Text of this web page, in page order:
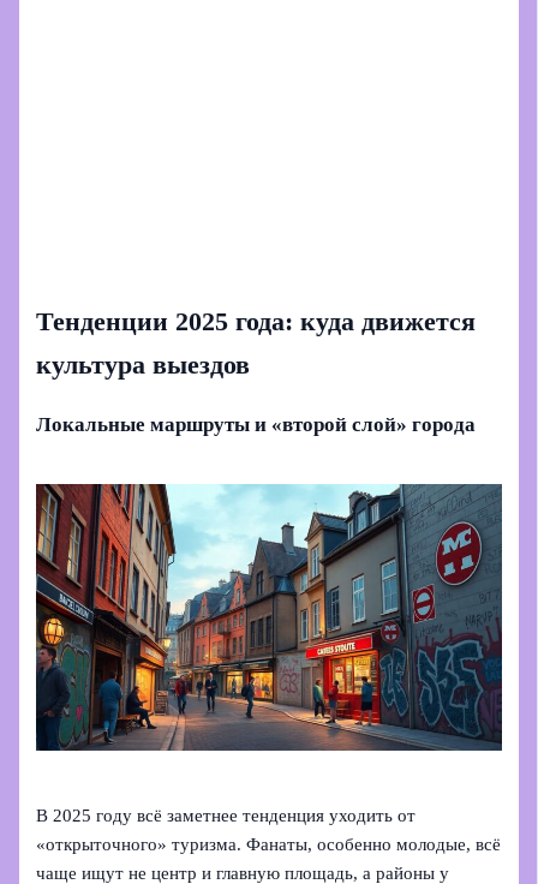
Тенденции 2025 года: куда движется
культура выездов
Локальные маршруты и «второй слой» города
В 2025 году всё заметнее тенденция уходить от
«открыточного» туризма. Фанаты, особенно молодые, всё
чаще ищут не центр и главную площадь, а районы у